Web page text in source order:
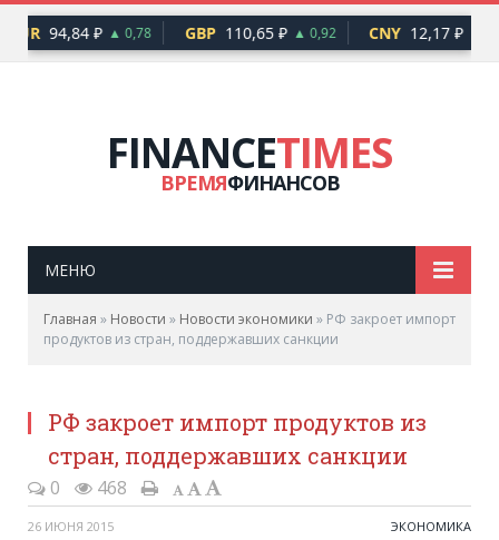
EUR 94,84 ₽ ▲ 0,78 GBP 110,65 ₽ ▲ 0,92 CNY 12,17 ₽ ▲
FINANCETIMES
ВРЕМЯФИНАНСОВ
МЕНЮ
Главная » Новости » Новости экономики » РФ закроет импорт
продуктов из стран, поддержавших санкции
РФ закроет импорт продуктов из
стран, поддержавших санкции
0 468
26 ИЮНЯ 2015 ЭКОНОМИКА